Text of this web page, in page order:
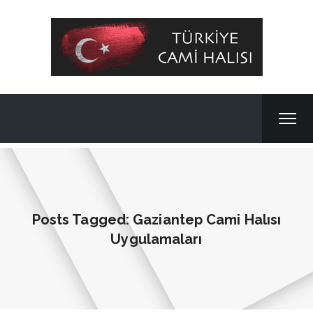
Posts Tagged: Gaziantep Cami Halısı
Uygulamaları